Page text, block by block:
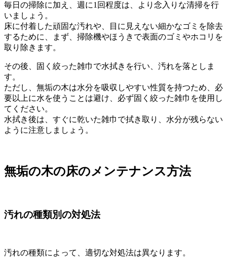
毎日の掃除に加え、週に1回程度は、より念入りな清掃を行
いましょう。
床に付着した頑固な汚れや、目に見えない細かなゴミを除去
するために、まず、掃除機やほうきで表面のゴミやホコリを
取り除きます。
その後、固く絞った雑巾で水拭きを行い、汚れを落としま
す。
ただし、無垢の木は水分を吸収しやすい性質を持つため、必
要以上に水を使うことは避け、必ず固く絞った雑巾を使用し
てください。
水拭き後は、すぐに乾いた雑巾で拭き取り、水分が残らない
ように注意しましょう。
無垢の木の床のメンテナンス方法
汚れの種類別の対処法
汚れの種類によって、適切な対処法は異なります。